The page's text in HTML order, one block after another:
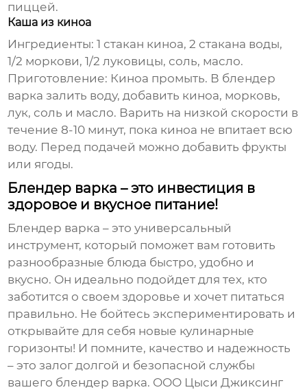
пиццей.
Каша из киноа
Ингредиенты: 1 стакан киноа, 2 стакана воды,
1/2 моркови, 1/2 луковицы, соль, масло.
Приготовление: Киноа промыть. В блендер
варка залить воду, добавить киноа, морковь,
лук, соль и масло. Варить на низкой скорости в
течение 8-10 минут, пока киноа не впитает всю
воду. Перед подачей можно добавить фрукты
или ягоды.
Блендер варка – это инвестиция в
здоровое и вкусное питание!
Блендер варка – это универсальный
инструмент, который поможет вам готовить
разнообразные блюда быстро, удобно и
вкусно. Он идеально подойдет для тех, кто
заботится о своем здоровье и хочет питаться
правильно. Не бойтесь экспериментировать и
открывайте для себя новые кулинарные
горизонты! И помните, качество и надежность
– это залог долгой и безопасной службы
вашего блендер варка. ООО Цыси Джиксинг